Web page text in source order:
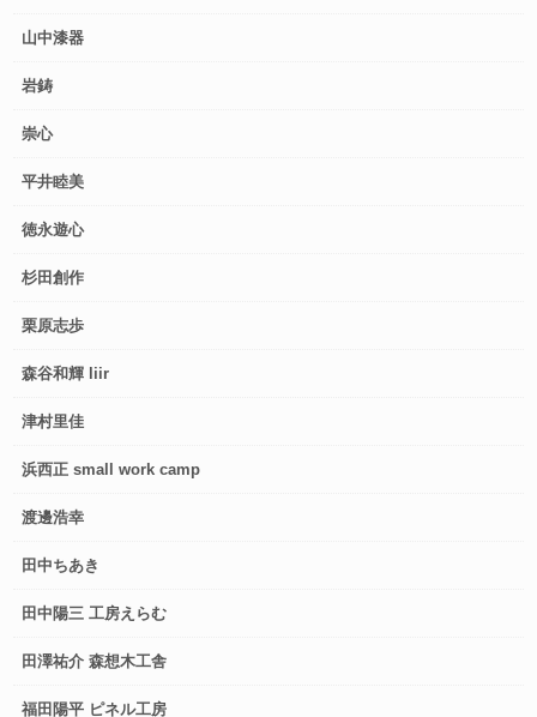
山中漆器
岩鋳
崇心
平井睦美
徳永遊心
杉田創作
栗原志歩
森谷和輝 liir
津村里佳
浜西正 small work camp
渡邊浩幸
田中ちあき
田中陽三 工房えらむ
田澤祐介 森想木工舎
福田陽平 ピネル工房